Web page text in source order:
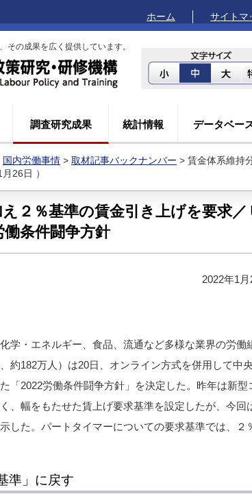
ホーム サイトマ
その成果を広く提供しています。
調査研究成果 統計情報 データベー
国内労働事情 > 取材記事バックナンバー > 賃金体系維持
26日 ）
２％基準の賃金引き上げを要求／
条件闘争方針
2022年1
学・エネルギー、食品、流通など多様な業界の労働
約182万人）は20日、オンライン方式を併用して中
「2022労働条件闘争方針」を決定した。昨年は新型
、幅をもたせた賃上げ要求基準を設定したが、今回
した。パートタイマーについての要求基準では、２
準」に戻す